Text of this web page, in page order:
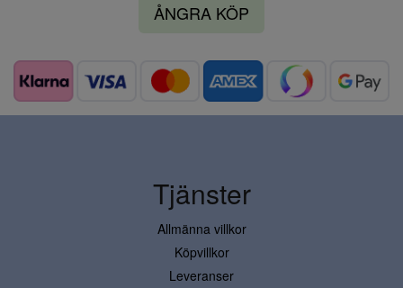
ÅNGRA KÖP
Tjänster
Allmänna villkor
Köpvillkor
Leveranser